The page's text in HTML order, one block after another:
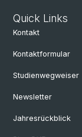
Quick Links
Kontakt
Kontaktformular
Studienwegweiser
Newsletter
Jahresrückblick